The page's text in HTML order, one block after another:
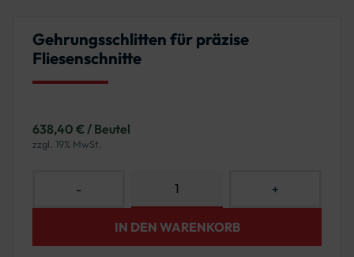
Gehrungsschlitten für präzise
Fliesenschnitte
638,40 € / Beutel
zzgl. 19% MwSt.
- +
IN DEN WARENKORB